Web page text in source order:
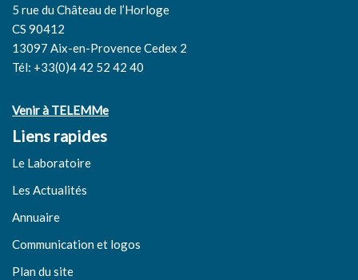
5 rue du Château de l’Horloge
CS 90412
13097 Aix-en-Provence Cedex 2
Tél: +33(0)4 42 52 42 40
Venir à TELEMMe
Liens rapides
Le Laboratoire
Les Actualités
Annuaire
Communication et logos
Plan du site